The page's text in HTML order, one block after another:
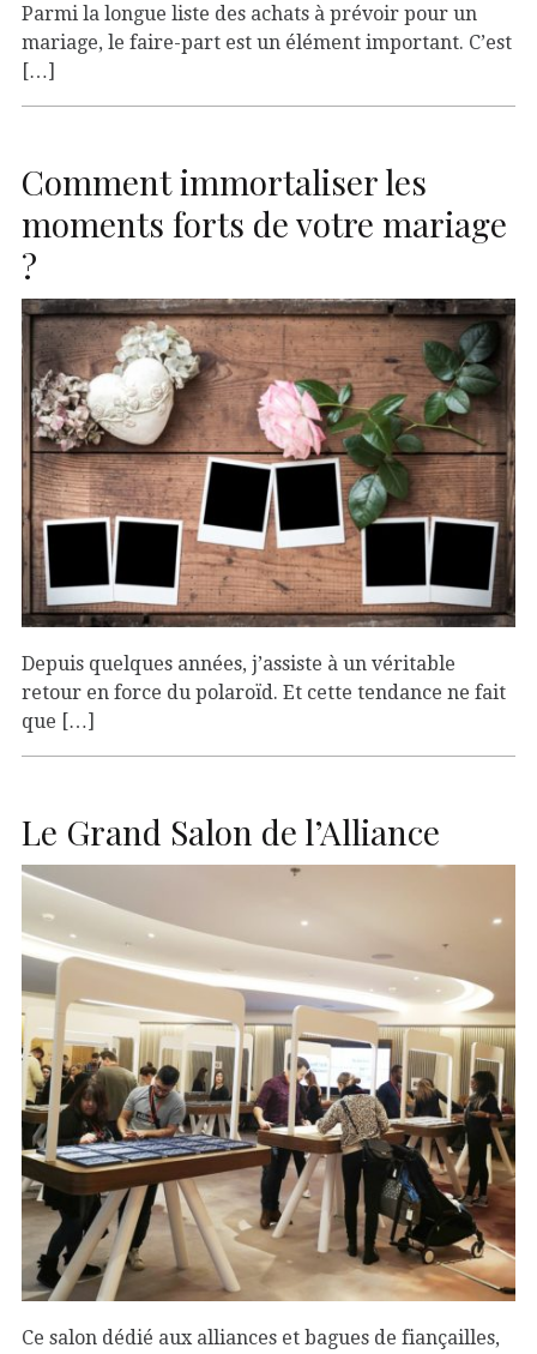
Parmi la longue liste des achats à prévoir pour un
mariage, le faire-part est un élément important. C’est
[…]
Comment immortaliser les
moments forts de votre mariage
?
Depuis quelques années, j’assiste à un véritable
retour en force du polaroïd. Et cette tendance ne fait
que […]
Le Grand Salon de l’Alliance
Ce salon dédié aux alliances et bagues de fiançailles,